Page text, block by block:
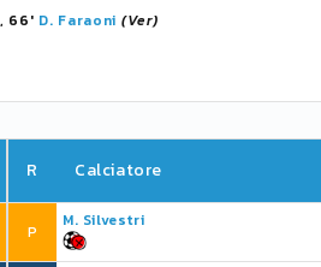
, 66' D. Faraoni (Ver)
R Calciatore
P
M. Silvestri